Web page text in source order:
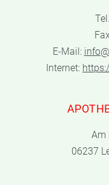
E-Mail:
Internet:
Am
06237